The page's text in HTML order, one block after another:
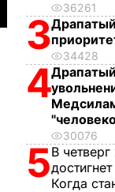
36261
3 34428
4
30076
5В
Когда